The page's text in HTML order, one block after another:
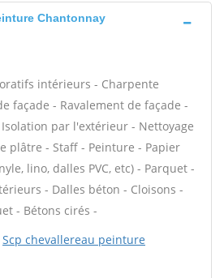
Chantonnay
intérieurs - Charpente
façade - Ravalement de façade -
par l'extérieur - Nettoyage
plâtre - Staff - Peinture - Papier
lino, dalles PVC, etc) - Parquet -
- Dalles béton - Cloisons -
- Bétons cirés -
Scp chevallereau peinture